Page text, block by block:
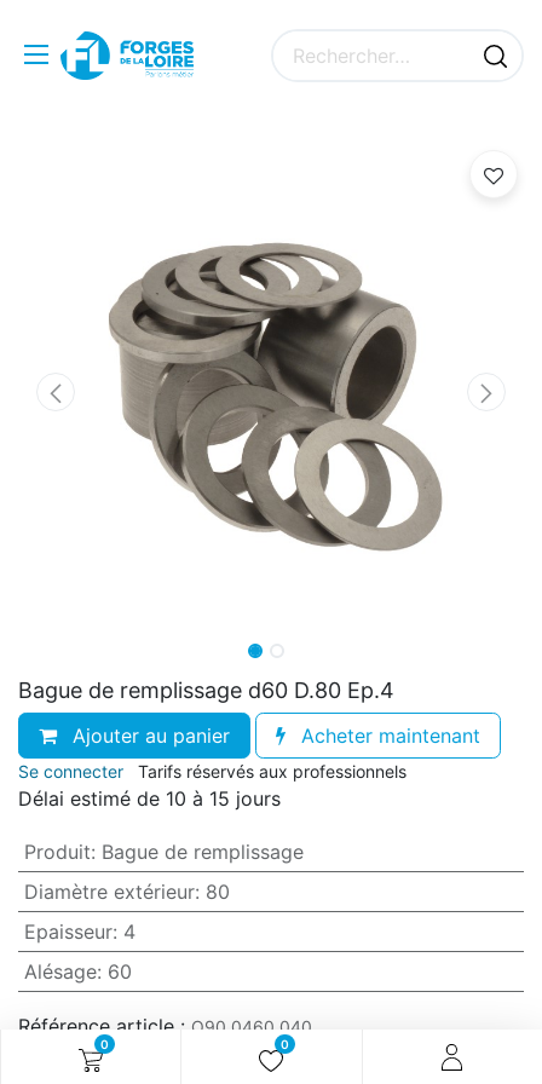
0 0
Bague de remplissage d60 D.80 Ep.4
Ajouter au panier Acheter maintenant
Se connecter Tarifs réservés aux professionnels
Délai estimé de 10 à 15 jours
Produit: Bague de remplissage
Diamètre extérieur: 80
Epaisseur: 4
Alésage: 60
Référence article : O90.0460.040